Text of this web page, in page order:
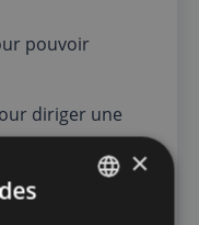
pouvoir
diriger une
pour
le
×